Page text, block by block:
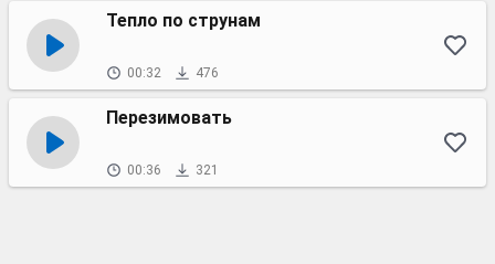
Тепло по струнам
00:32 476
Перезимовать
00:36 321